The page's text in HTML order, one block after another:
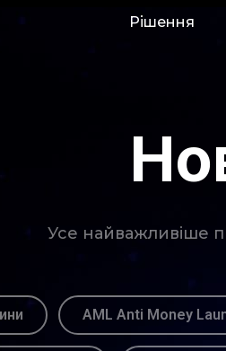
Рішення
Усе найважливіше
AML Anti Money